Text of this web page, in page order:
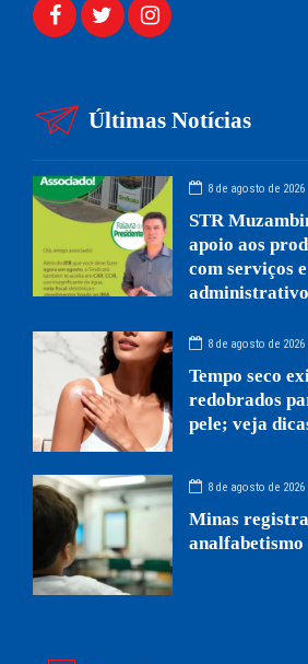
Últimas Notícias
8 de agosto de 2026
STR
apoio aos
com serviços
8 de agosto de 2026
Tempo seco
redobrados
pele; veja
8 de agosto de 2026
Minas
analfabetismo